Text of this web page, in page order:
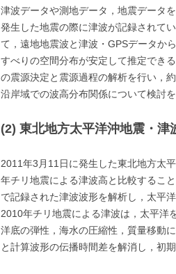
津波データや測地データ，地震データ
発生した地震の際に津波が記録されて
て，遠地地震波と津波・GPSデータか
すべりの空間分布が安定して推定でき
の震源決定と震源過程の解析を行い，
沿岸域での波高分布関係について検討を
(2) 東北地方太平洋沖地震・津
2011年3月11日に発生した東北地方太
年チリ地震による津波高と比較するこ
で記録された津波波形を解析し，太平
2010年チリ地震による津波は，太平洋
洋底の弾性，海水の圧縮性，質量移動
と計算波形の伝播時間差を解消し，初